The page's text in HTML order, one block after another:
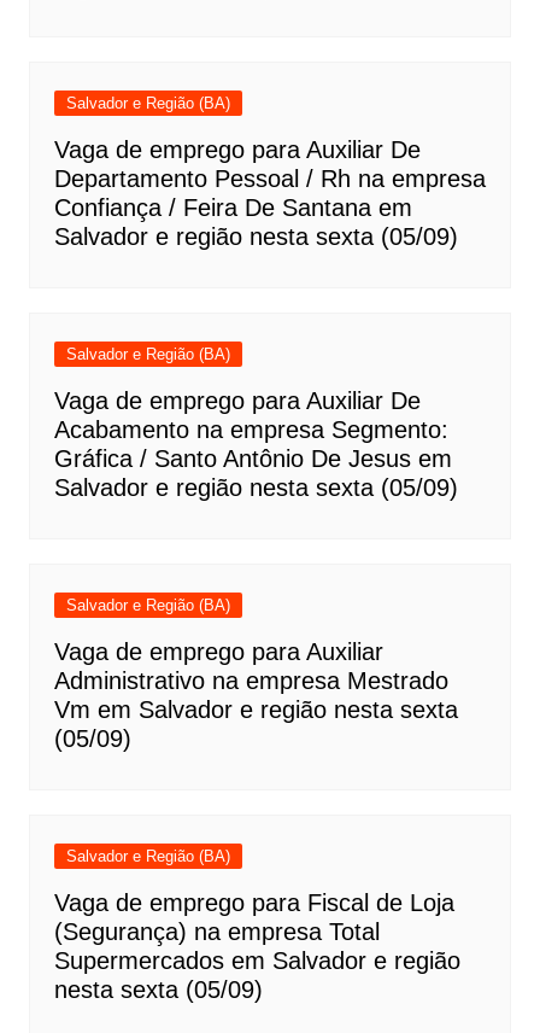
Salvador e Região (BA)
Vaga de emprego para Auxiliar De
Departamento Pessoal / Rh na empresa
Confiança / Feira De Santana em
Salvador e região nesta sexta (05/09)
Salvador e Região (BA)
Vaga de emprego para Auxiliar De
Acabamento na empresa Segmento:
Gráfica / Santo Antônio De Jesus em
Salvador e região nesta sexta (05/09)
Salvador e Região (BA)
Vaga de emprego para Auxiliar
Administrativo na empresa Mestrado
Vm em Salvador e região nesta sexta
(05/09)
Salvador e Região (BA)
Vaga de emprego para Fiscal de Loja
(Segurança) na empresa Total
Supermercados em Salvador e região
nesta sexta (05/09)